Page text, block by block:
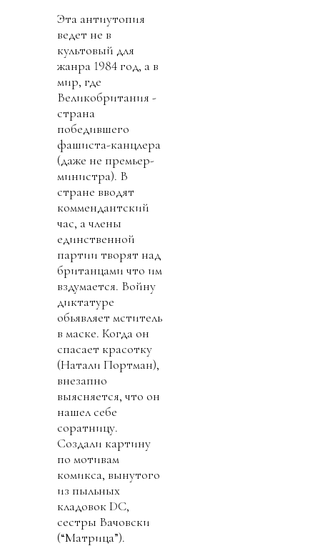
Эта антиутопия
ведет не в
культовый для
жанра 1984 год, а в
мир, где
Великобритания -
страна
победившего
фашиста-канцлера
(даже не премьер-
министра). В
стране вводят
коммендантский
час, а члены
единственной
партии творят над
британцами что им
вздумается. Войну
диктатуре
обьявляет мститель
в маске. Когда он
спасает красотку
(Натали Портман),
внезапно
выясняется, что он
нашел себе
соратницу.
Создали картину
по мотивам
комикса, вынутого
из пыльных
кладовок DC,
сестры Вачовски
(“Матрица”).